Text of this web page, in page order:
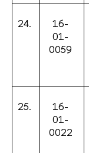
24.
16-
01-
0059
25.
16-
01-
0022